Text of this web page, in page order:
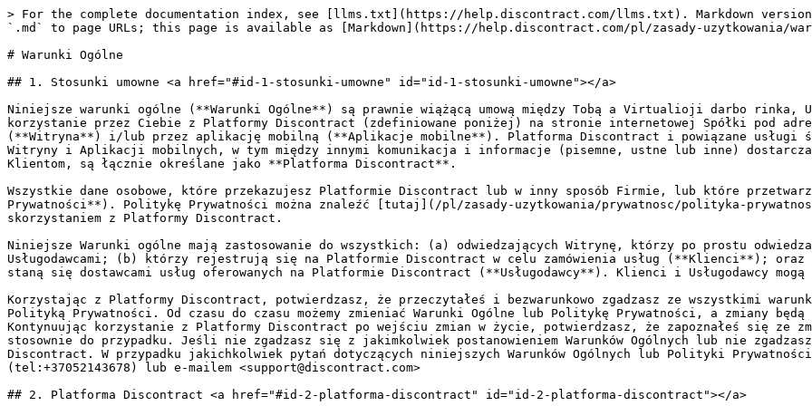
> For the complete documentation index, see [llms.txt](https://help.discontract.com/llms.txt). Markdown versions of documentation pages are available by appending `.md` to page URLs; this page is available as [Markdown](https://help.discontract.com/pl/zasady-uzytkowania/warunki/warunki-ogolne.md).

# Warunki Ogólne

## 1. Stosunki umowne <a href="#id-1-stosunki-umowne" id="id-1-stosunki-umowne"></a>

Niniejsze warunki ogólne (**Warunki Ogólne**) są prawnie wiążącą umową między Tobą a Virtualioji darbo rinka, UAB (**Firma** lub **Discontract**), regulującą korzystanie przez Ciebie z Platformy Discontract (zdefiniowane poniżej) na stronie internetowej Spółki pod adresem [https://discontract.com](https://discontract.com/) (**Witryna**) i/lub przez aplikację mobilną (**Aplikacje mobilne**). Platforma Discontract i powiązane usługi świadczone przez Firmę i dostępne za pośrednictwem Witryny i Aplikacji mobilnych, w tym między innymi komunikacja i informacje (pisemne, ustne lub inne) dostarczane przez Firmę potencjalnym i obecnym Usługodawcom i Klientom, są łącznie określane jako **Platforma Discontract**.

Wszystkie dane osobowe, które przekazujesz Platformie Discontract lub w inny sposób Firmie, lub które przetwarzamy, podlegają Polityce Prywatności Firmy (**Polityka Prywatności**). Politykę Prywatności można znaleźć [tutaj](/pl/zasady-uzytkowania/prywatnosc/polityka-prywatnosci.md). Przeczytaj Politykę Prywatności przed skorzystaniem z Platformy Discontract.

Niniejsze Warunki ogólne mają zastosowanie do wszystkich: (a) odwiedzających Witrynę, którzy po prostu odwiedzają Witrynę, nawet jeśli nie zostają Klientami ani Usługodawcami; (b) którzy rejestrują się na Platformie Discontract w celu zamówienia usług (**Klienci**); oraz (c) którzy zawrą Umowę Usługodawcy z Discontract i staną się dostawcami usług oferowanych na Platformie Discontract (**Usługodawcy**). Klienci i Usługodawcy mogą być również określani jako **Użytkownicy**.

Korzystając z Platformy Discontract, potwierdzasz, że przeczytałeś i bezwarunkowo zgadzasz ze wszystkimi warunki niniejszych Warunków ogólnych i zapoznałeś się z Polityką Prywatności. Od czasu do czasu możemy zmieniać Warunki Ogólne lub Politykę Prywatności, a zmiany będą zawsze widoczne i dostępne na Platformie Discontract. Kontynuując korzystanie z Platformy Discontract po wejściu zmian w życie, potwierdzasz, że zapoznałeś się ze zmianami Warunków Ogólnych lub Polityki Prywatności, stosownie do przypadku. Jeśli nie zgadzasz się z jakimkolwiek postanowieniem Warunków Ogólnych lub nie zgadzasz się z Polityką Prywatności, nie korzystaj z Platformy Discontract. W przypadku jakichkolwiek pytań dotyczących niniejszych Warunków Ogólnych lub Polityki Prywatności prosimy o kontakt telefoniczny [+370 5 2143678](tel:+37052143678) lub e-mailem <support@discontract.com>

## 2. Platforma Discontract <a href="#id-2-platforma-discontract" id="id-2-platforma-discontract"></a>

Platforma Discontract to platforma technologiczna, która umożliwia Klientom organizowanie i planowanie zleceń krótkoterminowych (**Zlecenia**) z Usługodawcami, - niezależnymi stronami trzecimi, które zawarły Umowę Usługodawcy z Discontract i świadczą usługi określone na Platformie Discontract (**Usługi**).

O ile nie uzgodniono inaczej w osobnej pisemnej umowie z firmą Discontract, Klienci mogą korzystać z Usług wyłącznie do własnych celów.

POTWIERDZASZ, ŻE DISCONTRACT DZIAŁA TYLKO JAKO PLATFORMA (POŚREDNIK). ZLECENIA REALIZUJĄ, A UZGODNIONE USŁUGI ŚWIADCZĄ NIEZALEŻNI ZEWNĘTRZNI USŁUGODAWCY, KTÓRZY NIE SĄ ZATRUDNIENI PRZEZ DISCONTRACT ANI ŻADNĄ INNĄ POWIĄZANĄ FIRMĘ I/LUB NIE SĄ W INNY SPOSÓB WYNAJMOWANI PRZEZ DISCONTRACT. DISCONTRACT ZAWIERA Z USŁUGODAWCAMI DODATKOWĄ UMOWĘ USŁUGODAWCY W CELU ZAPEWNIENIA PRAWIDŁOWEGO FUNKCJONOWANIA PLATFORMY DISCONTRACT, ALE SAMA NIE ŚWIADCZY USŁUG ANI NIE ZATRUDNIA USŁUGODAWCY DO ŚWIADCZENIA USŁUG.

Platforma Discontract łączy Użytkowników (Klientów i Usługodawców) wyłącznie w celu planowania i realizacji Zleceń. Gdy Klient tworzy Zlecenie na Platformie Discontract, Discontract działa jako przedstawiciel Usługodawców i umożliwia Klientowi dotarcie do potrzebnego Usługodawcy i uzgodnienie z nim świadczenie Usług. Firma nie ponosi odpowiedzialności za komunikację Użytkowników, realizację Zleceń i/lub świadczenie Usług. Discontract nie sprawdza kompetencji, profesjonalizmu, umiejętności społecznych, sposobów komunikowania się Usługodawców, nie kontroluje jakości, harmonogramu, legalności Zleceń, Usług ani żadnego innego aspektu ich wykonania, ani żadnych ocen, które Użytkownicy wystawiają sobie nawzajem. Firma nie udziela żadnych gwarancji ani nie składa oświadczeń co do przydatności, niezawodności, terminowości lub dokładności Zleceń czy Usług świadczonych przez Usługodawców, Usług świadczonych na rzecz Użytkowników ani relacji między Użytkownikami za pośrednictwem Platformy Discontract.

Niezależnie od powyższego, jeśli w jakimkolwiek momencie Discontract dowie się o faktach lub okolicznościach, że działania na Platformie Discontract lub realizacja Zleceń lub świadczenie Usług naruszają lub mogą naruszać prawa majątkowe i/lub niemajątkowe jakiejkolwiek osoby i/lub mogą naruszać obowiązujące prawo, Discontract ma prawo do natychmiastowego usunięcia z Platformy Discontract Zlecenie lub wszelkie treści lub Użytkownika bez wcześniejszego powiadomienia.

Discontract ma prawo do podania imion Użytkowników lub innych danych jakiemukolwiek właściwemu organowi lub innej stronie trzeciej uprawnionej do otrzymywania takich informacji w przypadku naruszenia praw majątkowych i/lub niemajątkowych jakiejkolwiek osoby i/lub obowiązującego prawa.

Jeśli uważasz, że działania, Usługi, Zlecenia Użytkownika naruszają lub próbują naruszyć Twoją własność i/lub prawa niemajątkowe lub wymogi prawne, skontaktuj się z nami e-mailem <support@discontract.com>.

Chociaż Discontract nie odpowiada za świadczenie Usług, możemy, według własnego uznania, ubezpieczyć Usługi i odpowiedzialność cywilną Usługodawców.

### **Własność intelektualna** <a href="#wasno-intelektualna" id="wasno-intelektualna"></a>

Wykorzystywane w Platformie Discontract znaki towarowe i logo, nazwy domen, sama Platforma Discontract, Aplikacje mobilne, Witryna, ich funkcjonalności, a także ich poszczególne elementy, w tym algorytmy teksty, zdjęcia, rysunki i wszystkie materiały zawarte na Platformie Discontract, Aplikacjach mobilnych, w Witrynie, prezentacja, obraz i projekt jakichkolwiek ich stron lub elementów oraz wszelkie prawa własności intelektualnej do nich należą wyłącznie do Discontract. Zobowiązujesz się nie kopiować, nie modyfikować ani w inny sposób nie wykorzystywać tej własności intelektualnej bez wyraźnej